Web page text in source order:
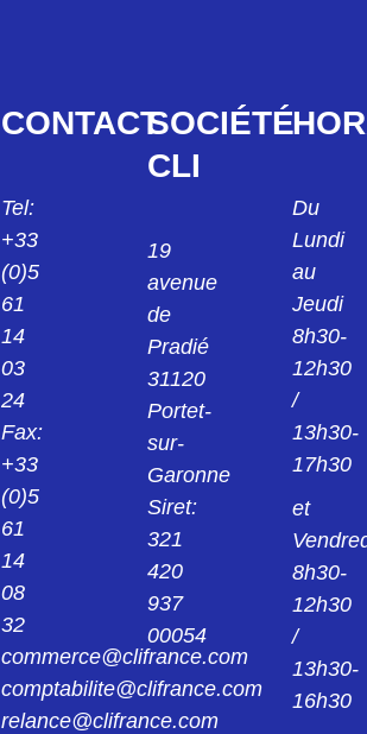
CONTACT
Tel:
+33
(0)5
61
14
03
24
Fax:
+33
(0)5
61
14
08
32
commerce@clifrance.com
comptabilite@clifrance.com
relance@clifrance.com
SOCIÉTÉ
CLI
19
avenue
de
Pradié
31120
Portet-
sur-
Garonne
Siret:
321
420
937
00054
Du
Lundi
au
Jeudi
8h30-
12h30
/
13h30-
17h30
et
8h30-
12h30
/
13h30-
16h30